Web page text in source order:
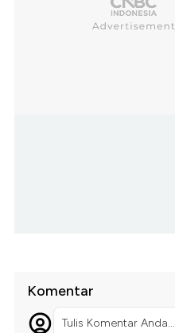
Komentar
Tulis Komentar Anda...